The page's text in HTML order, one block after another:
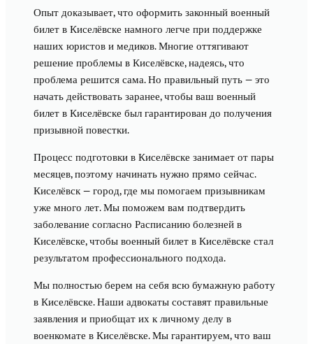
Опыт доказывает, что оформить законный военный
билет в Киселёвске намного легче при поддержке
наших юристов и медиков. Многие оттягивают
решение проблемы в Киселёвске, надеясь, что
проблема решится сама. Но правильный путь — это
начать действовать заранее, чтобы ваш военный
билет в Киселёвске был гарантирован до получения
призывной повестки.
Процесс подготовки в Киселёвске занимает от пары
месяцев, поэтому начинать нужно прямо сейчас.
Киселёвск — город, где мы помогаем призывникам
уже много лет. Мы поможем вам подтвердить
заболевание согласно Расписанию болезней в
Киселёвске, чтобы военный билет в Киселёвске стал
результатом профессионального подхода.
Мы полностью берем на себя всю бумажную работу
в Киселёвске. Наши адвокаты составят правильные
заявления и приобщат их к личному делу в
военкомате в Киселёвске. Мы гарантируем, что ваш